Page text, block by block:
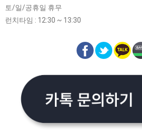
토/일/공휴일 휴무
런치타임 : 12:30 ~ 13:30